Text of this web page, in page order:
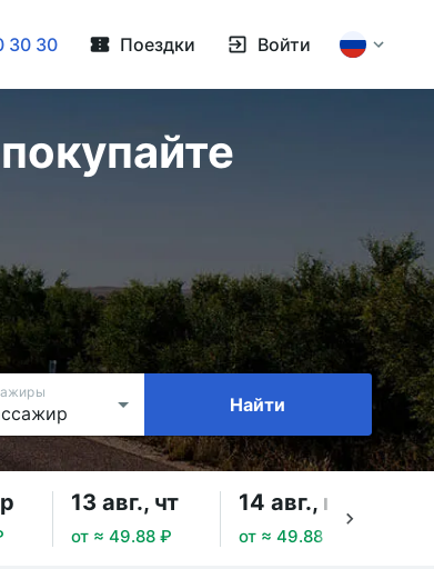
30 30 Поездки Войти
Найти
13 авг., чт
от ≈ 49.88 ₽
14 авг., пт
от ≈ 49.88 ₽